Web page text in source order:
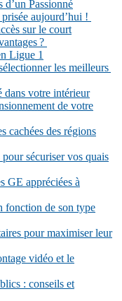
d’un Passionné
aujourd’hui !
sur le court
?
Ligue 1
les meilleurs
dans votre intérieur
de votre
cachées des régions
sécuriser vos quais
GE appréciées à
fonction de son type
pour maximiser leur
vidéo et le
: conseils et